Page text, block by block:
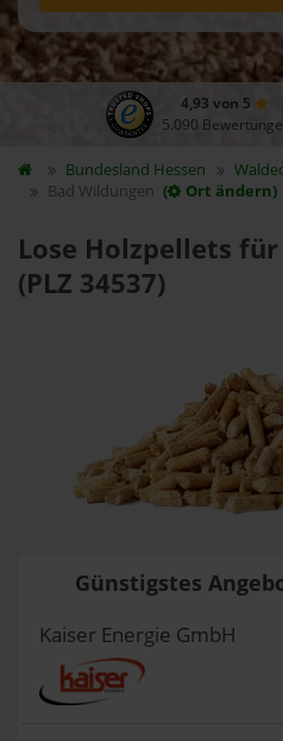
4,93 von 5
5.090
Bundesland Hessen
Bad Wildungen ( Ort ändern)
Lose Holzpellets
(PLZ 34537)
Günstigstes
Kaiser Energie GmbH